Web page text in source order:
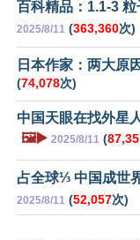
百科精品：1.1-3
2025/8/11 (363,360次)
日本作家：两大原
(74,078次)
中国天眼在找外星
🖼️▶️ 2025/8/11 (
占全球⅓ 中国成世
2025/8/11 (52,057次)